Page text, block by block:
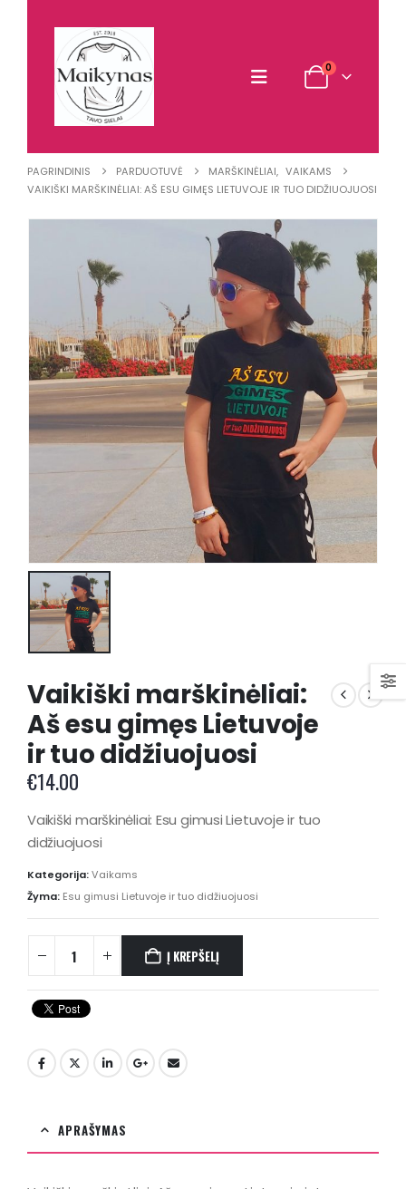
0
PAGRINDINIS PARDUOTUVĖ MARŠKINĖLIAI, VAIKAMS
VAIKIŠKI MARŠKINĖLIAI: AŠ ESU GIMĘS LIETUVOJE IR TUO DIDŽIUOJUOSI
Vaikiški marškinėliai:
Aš esu gimęs Lietuvoje
ir tuo didžiuojuosi
€14.00
Vaikiški marškinėliai: Esu gimusi Lietuvoje ir tuo
didžiuojuosi
Kategorija:Vaikams
Žyma: Esu gimusi Lietuvoje ir tuo didžiuojuosi
Į KREPŠELĮ
APRAŠYMAS